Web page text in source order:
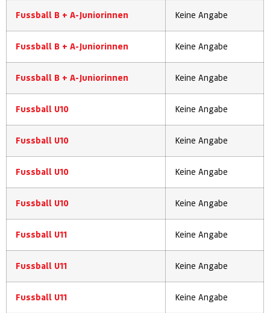
Fussball B + A-Juniorinnen Keine Angabe
Fussball B + A-Juniorinnen Keine Angabe
Fussball B + A-Juniorinnen Keine Angabe
Fussball U10 Keine Angabe
Fussball U10 Keine Angabe
Fussball U10 Keine Angabe
Fussball U10 Keine Angabe
Fussball U11 Keine Angabe
Fussball U11 Keine Angabe
Fussball U11 Keine Angabe